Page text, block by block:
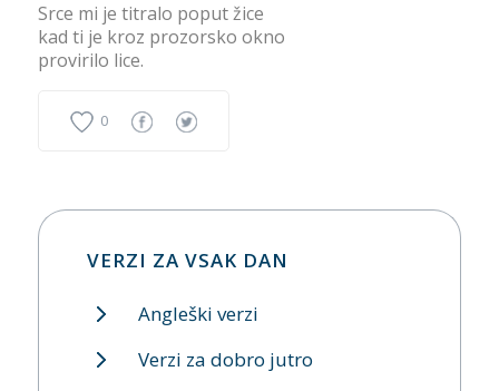
Srce mi je titralo poput žice
kad ti je kroz prozorsko okno
provirilo lice.
0
VERZI ZA VSAK DAN
Angleški verzi
Verzi za dobro jutro